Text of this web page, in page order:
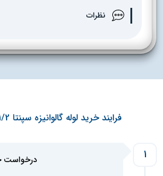
نظرات
فرایند خرید لوله گالوانیزه سپنتا 1/2 2 اینچ ضخامت 5
درخواست خرید